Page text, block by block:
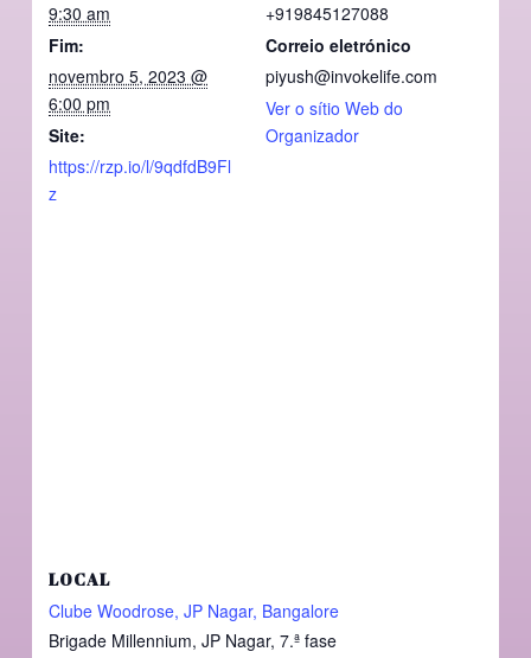
9:30 am
Fim:
novembro 5, 2023 @
6:00 pm
Site:
https://rzp.io/l/9qdfdB9Fl
z
+919845127088
Correio eletrónico
piyush@invokelife.com
Ver o sítio Web do
Organizador
LOCAL
Clube Woodrose, JP Nagar, Bangalore
Brigade Millennium, JP Nagar, 7.ª fase